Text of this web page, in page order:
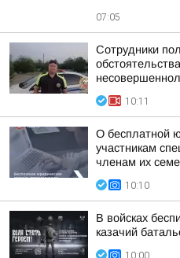
07:05
Сотрудники
10:11
О бесплатной
участникам
членам их
10:10
В войсках
казачий
10:00